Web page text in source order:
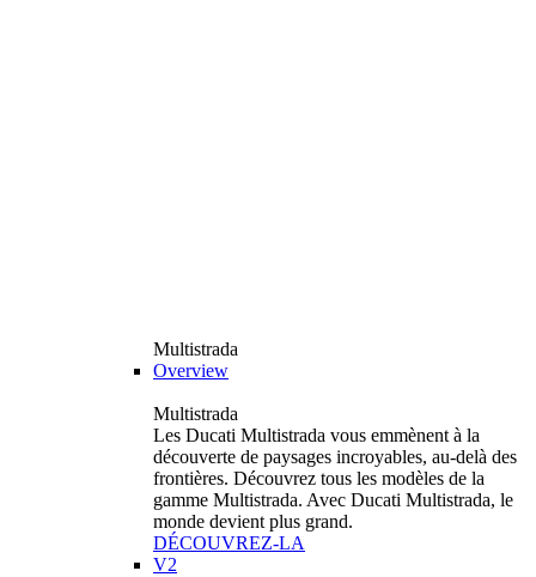
Multistrada
Overview
Multistrada
Les Ducati Multistrada vous emmènent à la
découverte de paysages incroyables, au-delà des
frontières. Découvrez tous les modèles de la
gamme Multistrada. Avec Ducati Multistrada, le
monde devient plus grand.
DÉCOUVREZ-LA
V2